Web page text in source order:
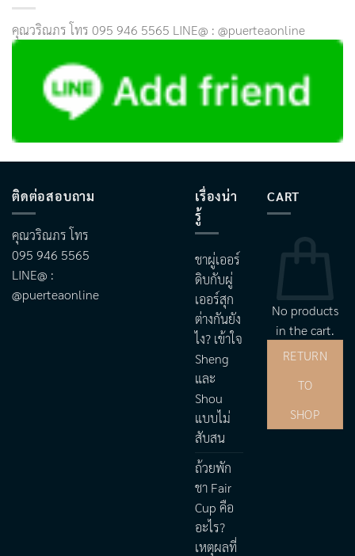
คุณวริณภร โทร 095 946 5565 LINE@ : @puerteaonline
ติดต่อสอบถาม
คุณวริณภร โทร
095 946 5565
LINE@ :
@puerteaonline
เรื่องน่า
รู้
ชาผู่เออร์
ดิบกับผู่
เออร์สุก
ต่างกันยัง
ไง? เข้าใจ
Sheng
และ
Shou
แบบไม่
สับสน
ถ้วยพัก
ชา Fair
Cup คือ
อะไร?
เหตุผลที่
CART
No products
in the cart.
RETURN
TO
SHOP